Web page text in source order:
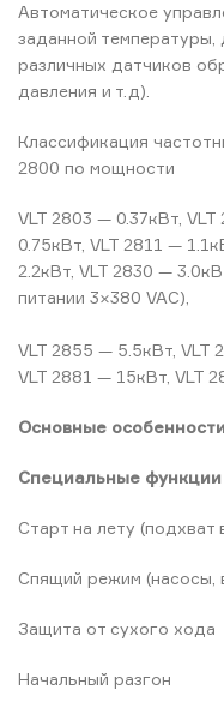
Автоматическое
заданной температуры,
различных датчиков
давления и т.д).
Классификация
2800 по мощности
VLT 2803 — 0.37кВт,
0.75кВт, VLT 2811 —
2.2кВт, VLT 2830 —
питании 3×380 VAC),
VLT 2855 — 5.5кВт, VLT
VLT 2881 — 15кВт, VLT
Основные
Специальные функции
Старт на лету
Спящий режим (насосы,
Защита от сухого хода
Начальный разгон